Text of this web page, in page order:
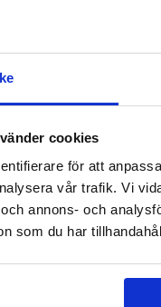
cookies
för att
vår trafik. Vi
annons- och
som du har
PREMIUM LACTIS
283 kr
LÄGG I